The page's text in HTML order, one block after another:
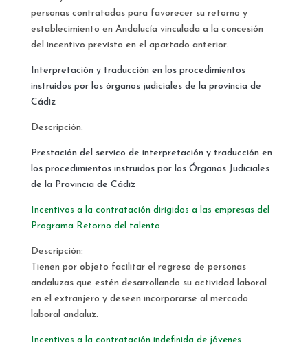
personas contratadas para favorecer su retorno y
establecimiento en Andalucía vinculada a la concesión
del incentivo previsto en el apartado anterior.
Interpretación y traducción en los procedimientos
instruidos por los órganos judiciales de la provincia de
Cádiz
Descripción:
Prestación del servico de interpretación y traducción en
los procedimientos instruidos por los Órganos Judiciales
de la Provincia de Cádiz
Incentivos a la contratación dirigidos a las empresas del
Programa Retorno del talento
Descripción:
Tienen por objeto facilitar el regreso de personas
andaluzas que estén desarrollando su actividad laboral
en el extranjero y deseen incorporarse al mercado
laboral andaluz.
Incentivos a la contratación indefinida de jóvenes